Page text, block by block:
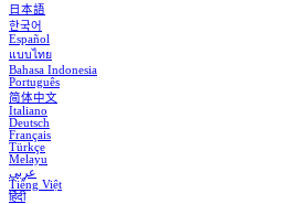
日本語
한국어
Español
แบบไทย
Bahasa Indonesia
Português
简体中文
Italiano
Deutsch
Français
Türkçe
Melayu
عربي
Tiếng Việt
हिंदी